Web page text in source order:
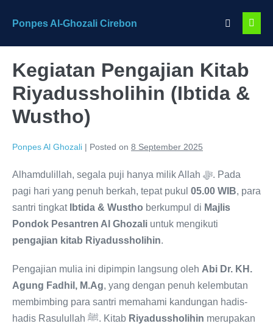
Ponpes Al-Ghozali Cirebon
Search
Menu
Kegiatan Pengajian Kitab
Riyadussholihin (Ibtida &
Wustho)
Ponpes Al Ghozali | Posted on 8 September 2025
Alhamdulillah, segala puji hanya milik Allah ﷻ. Pada
pagi hari yang penuh berkah, tepat pukul 05.00 WIB, para
santri tingkat Ibtida & Wustho berkumpul di Majlis
Pondok Pesantren Al Ghozali untuk mengikuti
pengajian kitab Riyadussholihin.
Pengajian mulia ini dipimpin langsung oleh Abi Dr. KH.
Agung Fadhil, M.Ag, yang dengan penuh kelembutan
membimbing para santri memahami kandungan hadis-
hadis Rasulullah ﷺ. Kitab Riyadussholihin merupakan